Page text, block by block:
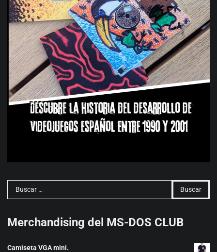
Buscar:
Merchandising del MS-DOS CLUB
Camiseta VGA mini.